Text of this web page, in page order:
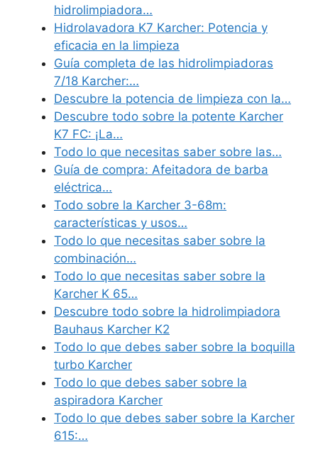
hidrolimpiadora…
Hidrolavadora K7 Karcher: Potencia y
eficacia en la limpieza
Guía completa de las hidrolimpiadoras
7/18 Karcher:…
Descubre la potencia de limpieza con la…
Descubre todo sobre la potente Karcher
K7 FC: ¡La…
Todo lo que necesitas saber sobre las…
Guía de compra: Afeitadora de barba
eléctrica…
Todo sobre la Karcher 3-68m:
características y usos…
Todo lo que necesitas saber sobre la
combinación…
Todo lo que necesitas saber sobre la
Karcher K 65…
Descubre todo sobre la hidrolimpiadora
Bauhaus Karcher K2
Todo lo que debes saber sobre la boquilla
turbo Karcher
Todo lo que debes saber sobre la
aspiradora Karcher
Todo lo que debes saber sobre la Karcher
615:…